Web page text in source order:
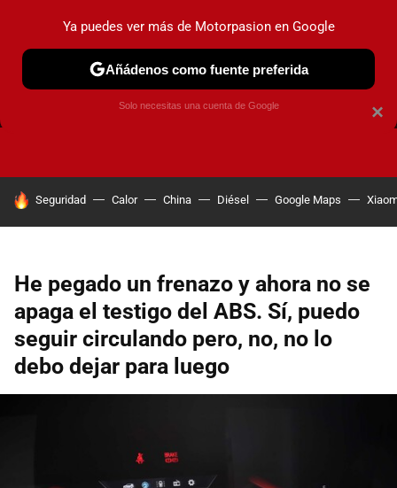
CAMBIO DE ACEITE AIRE ACONDICIONADO
HOY SE HABLA DE
Seguridad Calor China Diésel Google Maps
He pegado un frenazo y ahora no se
apaga el testigo del ABS. Sí, puedo
seguir circulando pero, no, no lo
debo dejar para luego
×
Ya puedes ver más de Motorpasion en Google
Añádenos como fuente preferida
Solo necesitas una cuenta de Google